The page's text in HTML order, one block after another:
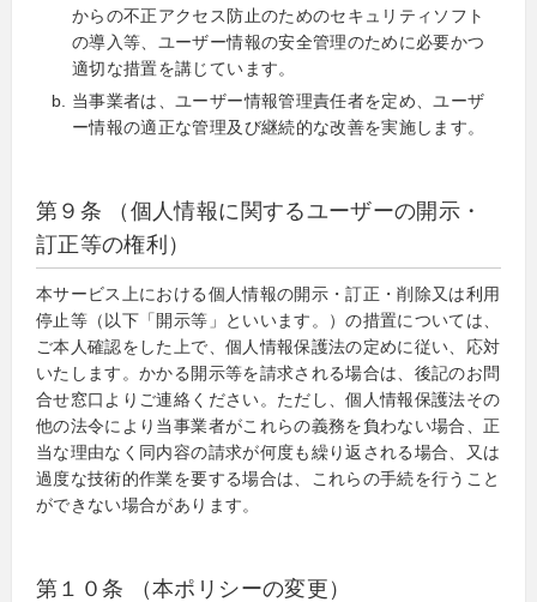
からの不正アクセス防止のためのセキュリティソフト
の導入等、ユーザー情報の安全管理のために必要かつ
適切な措置を講じています。
当事業者は、ユーザー情報管理責任者を定め、ユーザ
ー情報の適正な管理及び継続的な改善を実施します。
第９条 （個人情報に関するユーザーの開示・
訂正等の権利）
本サービス上における個人情報の開示・訂正・削除又は利用
停止等（以下「開示等」といいます。）の措置については、
ご本人確認をした上で、個人情報保護法の定めに従い、応対
いたします。かかる開示等を請求される場合は、後記のお問
合せ窓口よりご連絡ください。ただし、個人情報保護法その
他の法令により当事業者がこれらの義務を負わない場合、正
当な理由なく同内容の請求が何度も繰り返される場合、又は
過度な技術的作業を要する場合は、これらの手続を行うこと
ができない場合があります。
第１０条 （本ポリシーの変更）